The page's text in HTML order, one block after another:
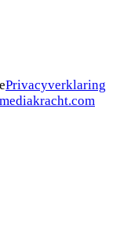
Privacyverklaring